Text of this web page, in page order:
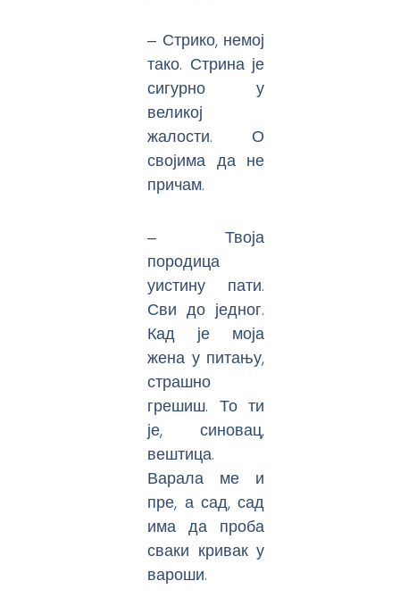
‒ Стрико, немој
тако. Стрина је
сигурно у
великој
жалости. О
својима да не
причам.
‒ Твоја
породица
уистину пати.
Сви до једног.
Кад је моја
жена у питању,
страшно
грешиш. То ти
је, синовац,
вештица.
Варала ме и
пре, а сад, сад
има да проба
сваки кривак у
вароши.